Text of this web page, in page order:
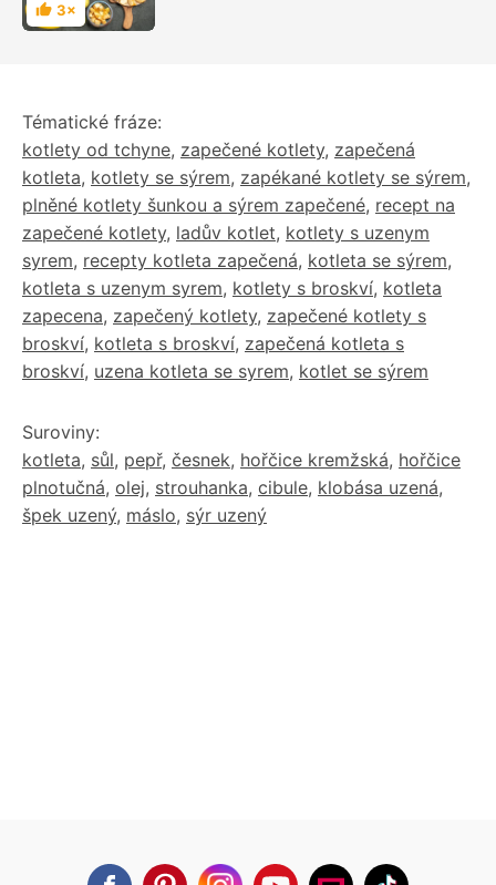
Hodnocení
3×
Tématické fráze:
kotlety od tchyne, zapečené kotlety, zapečená
kotleta, kotlety se sýrem, zapékané kotlety se sýrem,
plněné kotlety šunkou a sýrem zapečené, recept na
zapečené kotlety, ladův kotlet, kotlety s uzenym
syrem, recepty kotleta zapečená, kotleta se sýrem,
kotleta s uzenym syrem, kotlety s broskví, kotleta
zapecena, zapečený kotlety, zapečené kotlety s
broskví, kotleta s broskví, zapečená kotleta s
broskví, uzena kotleta se syrem, kotlet se sýrem
Suroviny:
kotleta, sůl, pepř, česnek, hořčice kremžská, hořčice
plnotučná, olej, strouhanka, cibule, klobása uzená,
špek uzený, máslo, sýr uzený